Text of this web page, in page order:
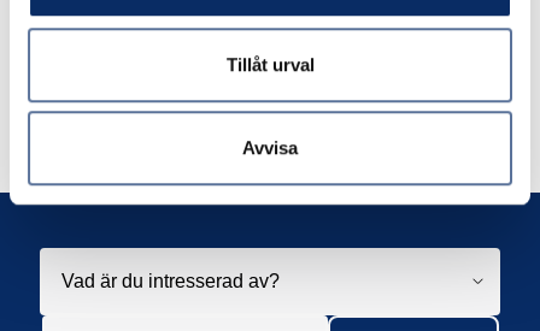
Tillåt urval
Avvisa
exkl. moms: 106kr